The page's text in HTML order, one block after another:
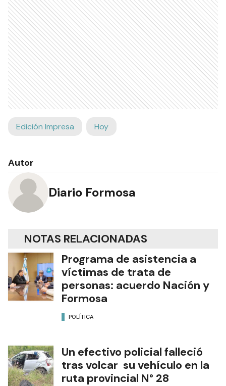
Edición Impresa Hoy
Autor
Diario Formosa
NOTAS RELACIONADAS
Programa de asistencia a
víctimas de trata de
personas: acuerdo Nación y
Formosa
POLÍTICA
Un efectivo policial falleció
tras volcar su vehículo en la
ruta provincial N° 28